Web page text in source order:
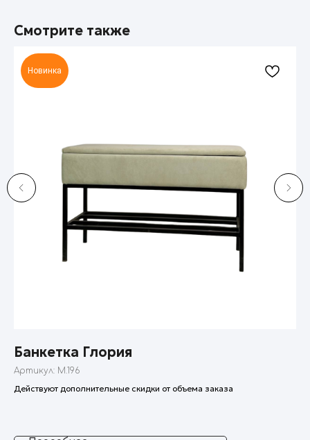
Смотрите также
Новинка
Банкетка Глория
Артикул: M.196
Действуют дополнительные скидки от объема заказа